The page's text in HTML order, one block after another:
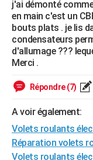
Mobiles
Meilleur smartphone
Internet
Ordinateurs
Jeux vidéo
Guide high-tech
+BRICOLAGE
Forum
Aménagement intérieur
Extérieur
Cuisine
Salle de bains
Jardinage
Rangement
WEEK-END
Art de vivre
Bien-être
Loisirs
Mode
Modes de vie
Alimentation
Guide de la santé
Maladies
Médicaments
Sommeil
Destinations
City break
Voyage nature
Voyage de noces
Forum
Climat
+PHOTO
j'ai démonté
en main c'est un
bouts plats . je lis
condensateurs
d'allumage ???
Merci .
Répondre (7)
A voir également:
Volets roulants
Réparation volets
Volets roulants